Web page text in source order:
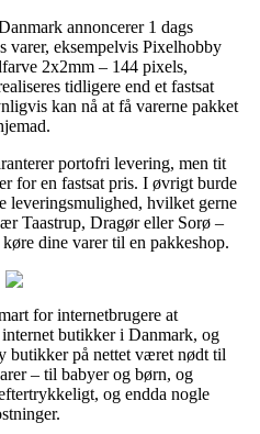
annoncerer 1 dags
varer, eksempelvis Pixelhobby
2x2mm – 144 pixels,
tidligere end et fastsat
kan nå at få varerne pakket
portofri levering, men tit
for en fastsat pris. I øvrigt burde
leveringsmulighed, hvilket gerne
Taastrup, Dragør eller Sorø –
dine varer til en pakkeshop.
for internetbrugere at
butikker i Danmark, og
butikker på nettet været nødt til
– til babyer og børn, og
og endda nogle